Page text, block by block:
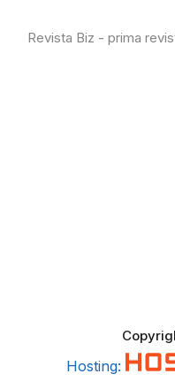
Revista Biz - prima
Hosting: